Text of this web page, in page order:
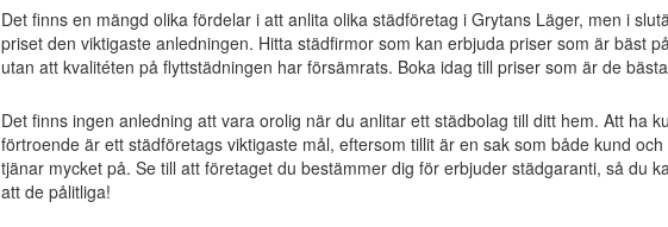
Det finns en mängd olika fördelar i att anlita olika städföretag i Grytans Läger, men i
priset den viktigaste anledningen. Hitta städfirmor som kan erbjuda priser som är bäst
utan att kvalitéten på flyttstädningen har försämrats. Boka idag till priser som är de
Det finns ingen anledning att vara orolig när du anlitar ett städbolag till ditt hem. Att ha
förtroende är ett städföretags viktigaste mål, eftersom tillit är en sak som både kund
tjänar mycket på. Se till att företaget du bestämmer dig för erbjuder städgaranti, så du
att de pålitliga!